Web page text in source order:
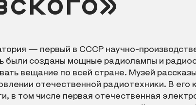
— первый в СССР научно-
были созданы мощные радиолампы и
вещание по всей стране. Музей
отечественной радиотехники. В
в том числе первая отечественная